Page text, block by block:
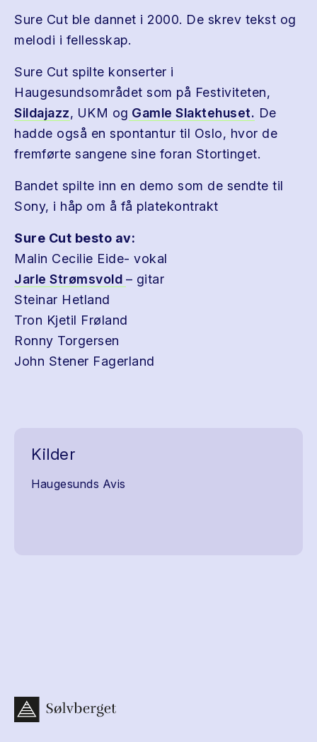
Sure Cut ble dannet i 2000. De skrev tekst og
melodi i fellesskap.
Sure Cut spilte konserter i
Haugesundsområdet som på Festiviteten,
Sildajazz, UKM og Gamle Slaktehuset. De
hadde også en spontantur til Oslo, hvor de
fremførte sangene sine foran Stortinget.
Bandet spilte inn en demo som de sendte til
Sony, i håp om å få platekontrakt
Sure Cut besto av:
Malin Cecilie Eide- vokal
Jarle Strømsvold – gitar
Steinar Hetland
Tron Kjetil Frøland
Ronny Torgersen
John Stener Fagerland
Kilder
Haugesunds Avis